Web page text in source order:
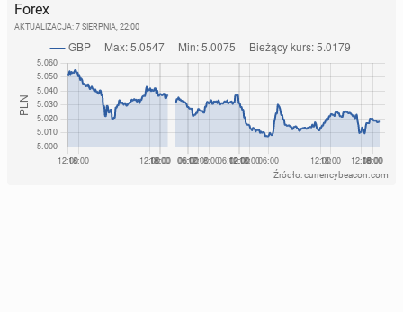
Forex
AKTUALIZACJA: 7 SIERPNIA, 22:00
Źródło: currencybeacon.com